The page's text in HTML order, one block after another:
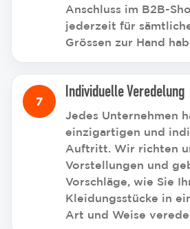
Anschluss im B2B-
jederzeit für
Grössen zur Hand
Individuelle Veredelung
Jedes Unternehmen
einzigartigen und
Auftritt. Wir richten
Vorstellungen und
Vorschläge, wie Sie
Kleidungsstücke in
Art und Weise